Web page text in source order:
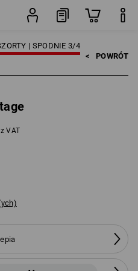
| SPODNIE 3/4
< POWRÓT
z VAT